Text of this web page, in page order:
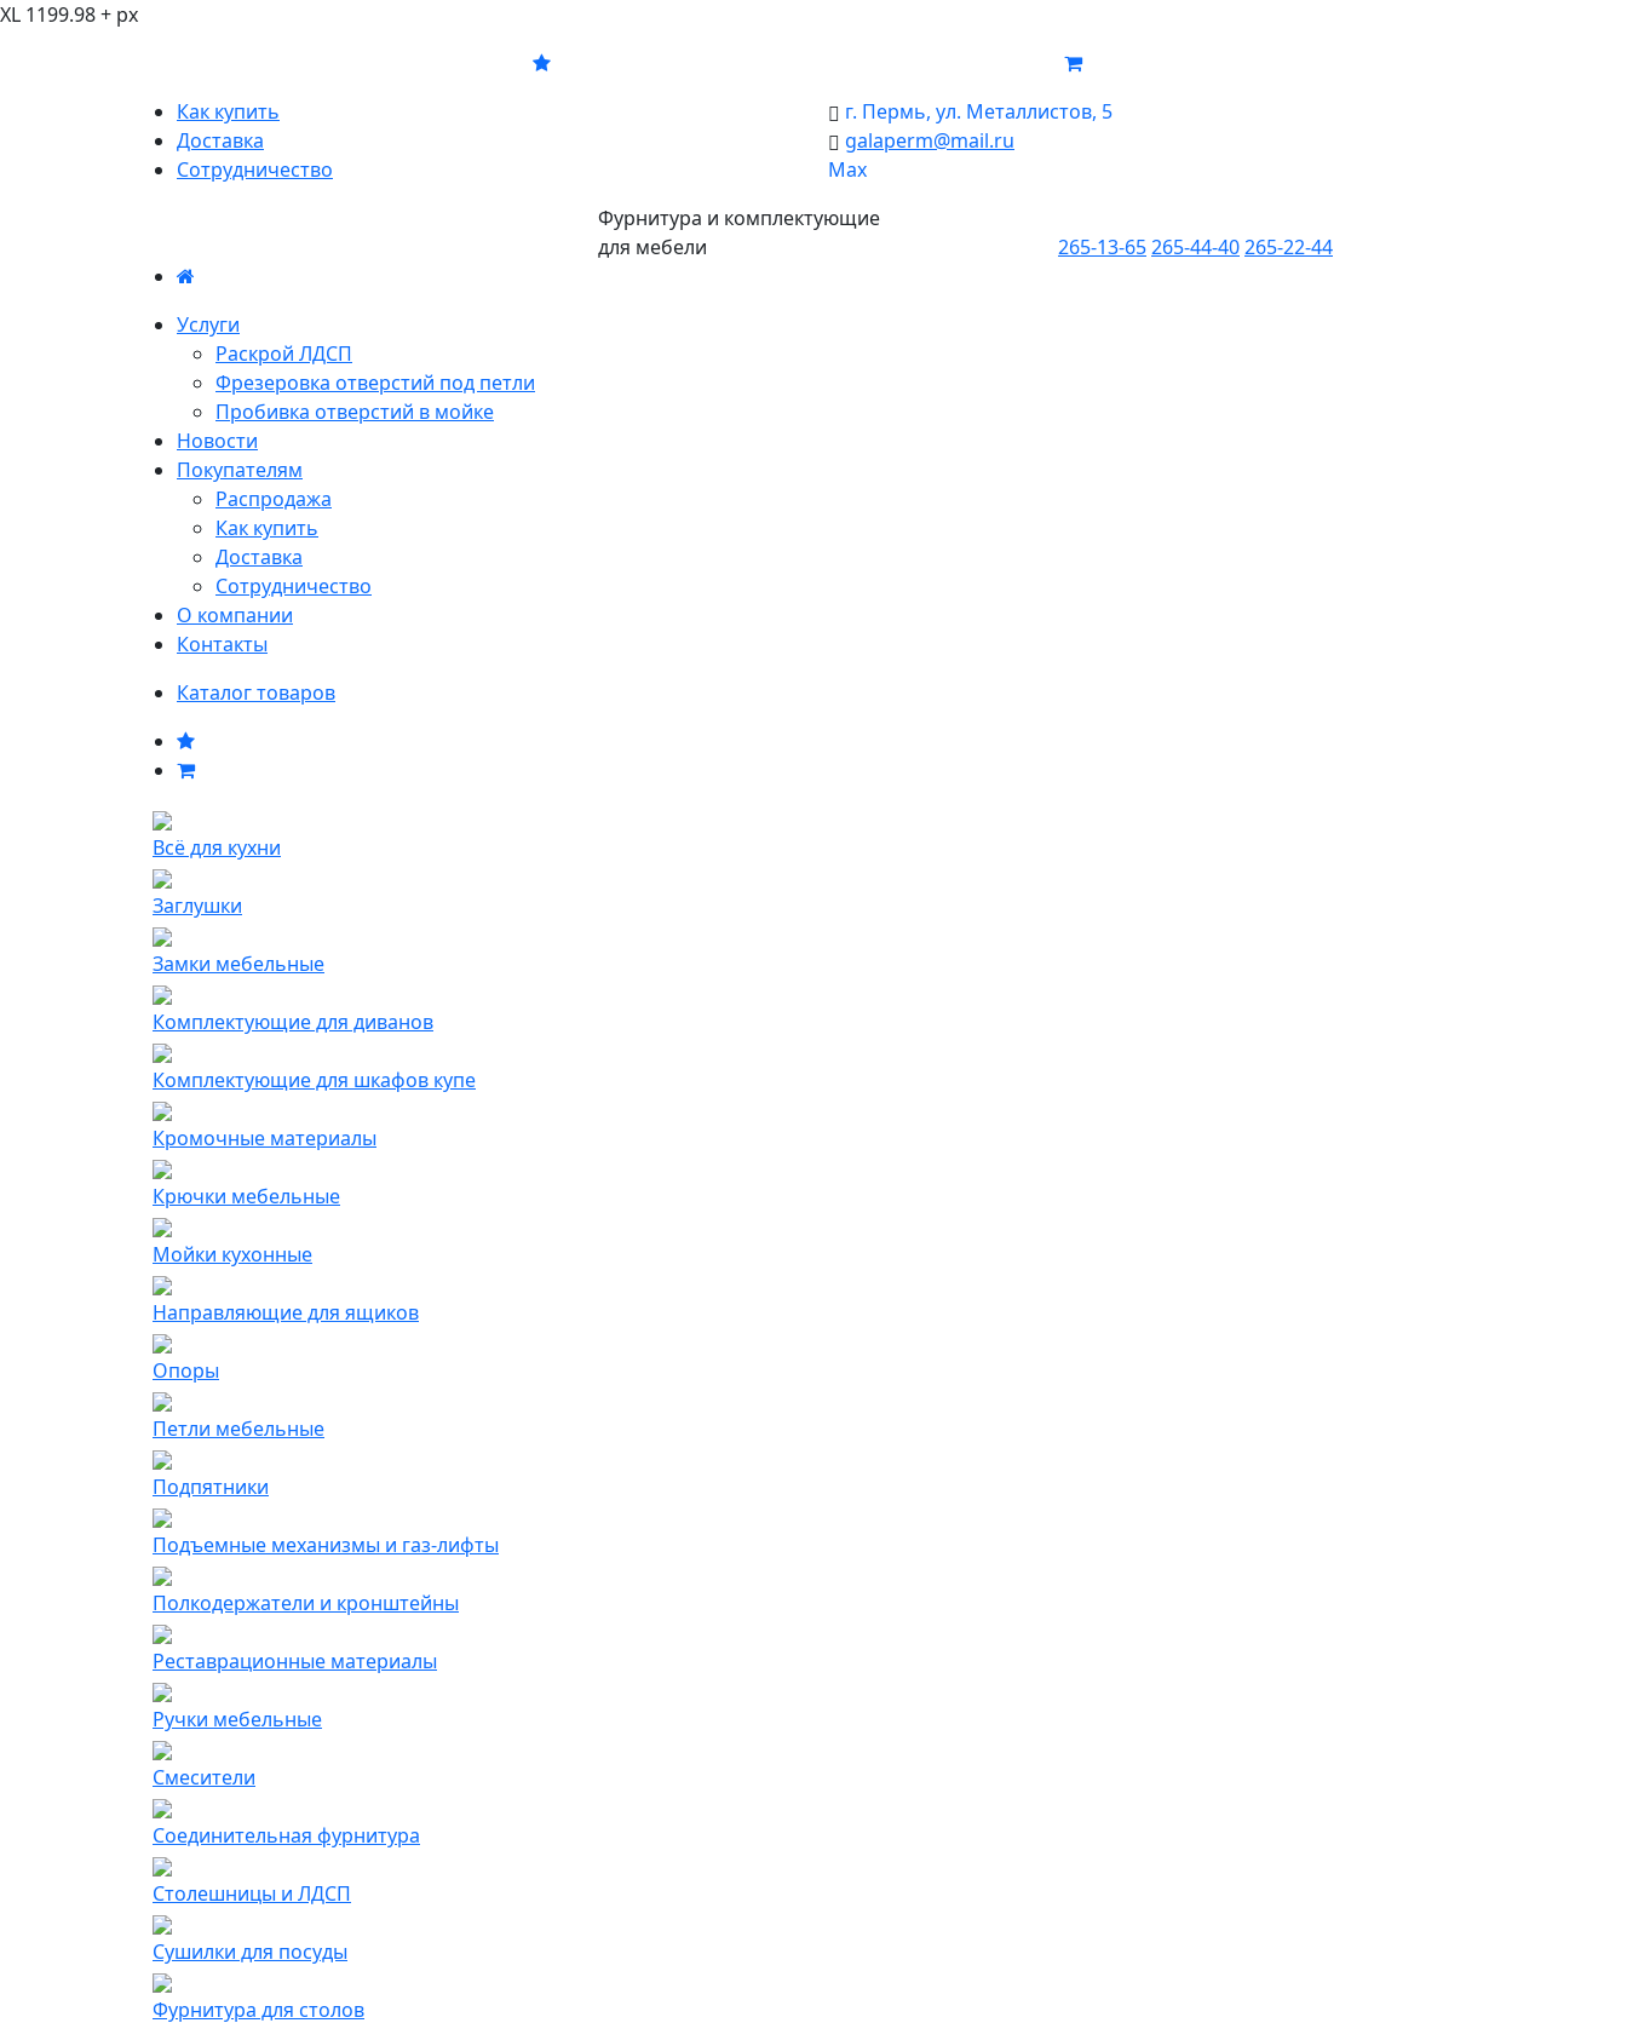
XL 1199.98 + px
Как купить
Доставка
Сотрудничество
г. Пермь, ул. Металлистов, 5
galaperm@mail.ru
Мах
Фурнитура и комплектующие
для мебели
265-13-65265-44-40265-22-44
Услуги
Раскрой ЛДСП
Фрезеровка отверстий под петли
Пробивка отверстий в мойке
Новости
Покупателям
Распродажа
Как купить
Доставка
Сотрудничество
О компании
Контакты
Каталог товаров
Всё для кухни
Заглушки
Замки мебельные
Комплектующие для диванов
Комплектующие для шкафов купе
Кромочные материалы
Крючки мебельные
Мойки кухонные
Направляющие для ящиков
Опоры
Петли мебельные
Подпятники
Подъемные механизмы и газ-лифты
Полкодержатели и кронштейны
Реставрационные материалы
Ручки мебельные
Смесители
Соединительная фурнитура
Столешницы и ЛДСП
Сушилки для посуды
Фурнитура для столов